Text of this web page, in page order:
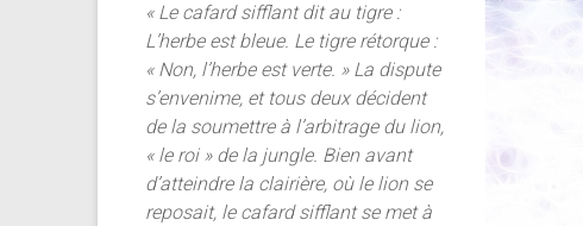
« Le cafard sifflant dit au tigre :
L’herbe est bleue. Le tigre rétorque :
« Non, l’herbe est verte. » La dispute
s’envenime, et tous deux décident
de la soumettre à l’arbitrage du lion,
« le roi » de la jungle. Bien avant
d’atteindre la clairière, où le lion se
reposait, le cafard sifflant se met à